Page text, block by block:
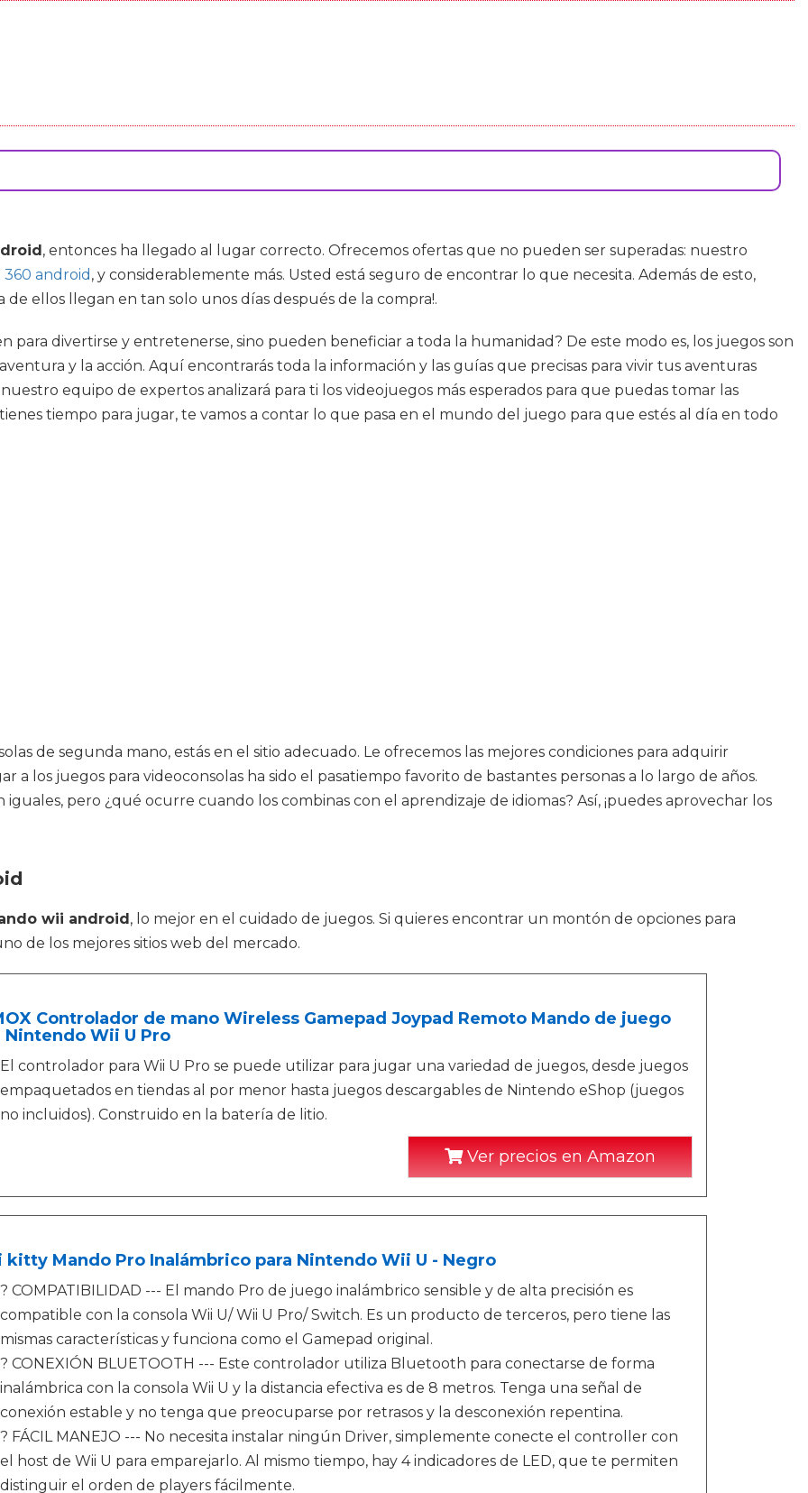
, entonces ha llegado al lugar correcto. Ofrecemos ofertas que no pueden ser superadas: nuestro
android , y considerablemente más. Usted está seguro de encontrar lo que necesita. Además de esto,
ellos llegan en tan solo unos días después de la compra!.
para divertirse y entretenerse, sino pueden beneficiar a toda la humanidad? De este modo es, los juegos son
y la acción. Aquí encontrarás toda la información y las guías que precisas para vivir tus aventuras
equipo de expertos analizará para ti los videojuegos más esperados para que puedas tomar las
tiempo para jugar, te vamos a contar lo que pasa en el mundo del juego para que estés al día en todo
de segunda mano, estás en el sitio adecuado. Le ofrecemos las mejores condiciones para adquirir
a los juegos para videoconsolas ha sido el pasatiempo favorito de bastantes personas a lo largo de años.
pero ¿qué ocurre cuando los combinas con el aprendizaje de idiomas? Así, ¡puedes aprovechar los
wii android, lo mejor en el cuidado de juegos. Si quieres encontrar un montón de opciones para
de los mejores sitios web del mercado.
Controlador de mano Wireless Gamepad Joypad Remoto Mando de juego
Nintendo Wii U Pro
El controlador para Wii U Pro se puede utilizar para jugar una variedad de juegos, desde juegos
empaquetados en tiendas al por menor hasta juegos descargables de Nintendo eShop (juegos
no incluidos). Construido en la batería de litio.
Ver precios en Amazon
kitty Mando Pro Inalámbrico para Nintendo Wii U - Negro
? COMPATIBILIDAD --- El mando Pro de juego inalámbrico sensible y de alta precisión es
compatible con la consola Wii U/ Wii U Pro/ Switch. Es un producto de terceros, pero tiene las
mismas características y funciona como el Gamepad original.
? CONEXIÓN BLUETOOTH --- Este controlador utiliza Bluetooth para conectarse de forma
inalámbrica con la consola Wii U y la distancia efectiva es de 8 metros. Tenga una señal de
conexión estable y no tenga que preocuparse por retrasos y la desconexión repentina.
? FÁCIL MANEJO --- No necesita instalar ningún Driver, simplemente conecte el controller con
el host de Wii U para emparejarlo. Al mismo tiempo, hay 4 indicadores de LED, que te permiten
distinguir el orden de players fácilmente.